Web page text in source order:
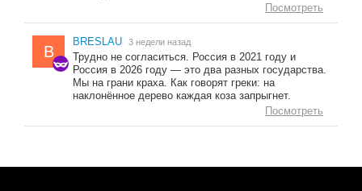
Посмотреть
B
BRESLAU 3 недели назад
Трудно не согласиться. Россия в 2021 году и
Россия в 2026 году — это два разных государства.
Мы на грани краха. Как говорят греки: на
наклонённое дерево каждая коза запрыгнет.
Посмотреть